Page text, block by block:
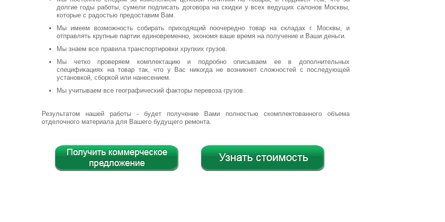
долгие годы работы, сумели подписать договора на скидки у всех ведущих салонов Москвы,
которые с радостью предоставим Вам.
Мы имеем возможность собирать приходящий поочередно товар на складах г. Москвы, и
отправлять крупные партии единовременно, экономя ваше время на получение и Ваши деньги.
Мы знаем все правила транспортировки хрупких грузов.
Мы четко проверяем комплектацию и подробно описываем ее в дополнительных
спецификациях на товар так, что у Вас никогда не возникнет сложностей с последующей
установкой, сборкой или нанесением.
Мы учитываем все географический факторы перевоза грузов.
Результатом нашей работы - будет получение Вами полностью скомплектованного объема
отделочного материала для Вашего будущего ремонта.